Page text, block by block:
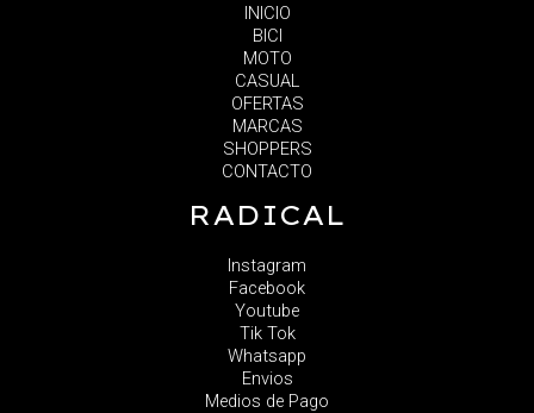
INICIO
BICI
MOTO
CASUAL
OFERTAS
MARCAS
SHOPPERS
CONTACTO
RADICAL
Instagram
Facebook
Youtube
Tik Tok
Whatsapp
Envios
Medios de Pago